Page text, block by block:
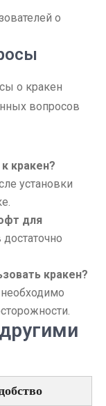
о
о кракен
вопросов
кракен?
установки
для
кракен?